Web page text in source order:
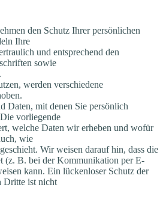
den Schutz Ihrer persönlichen
Ihre
und entsprechend den
sowie
werden verschiedene
Daten, mit denen Sie persönlich
vorliegende
welche Daten wir erheben und wofür
wie
Wir weisen darauf hin, dass die
(z. B. bei der Kommunikation per E-
kann. Ein lückenloser Schutz der
Dritte ist nicht